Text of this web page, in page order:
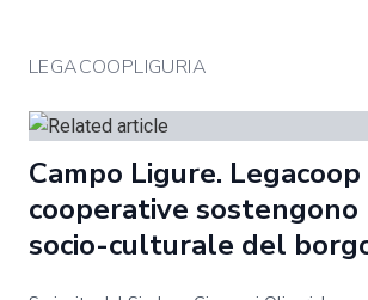
LEGACOOPLIGURIA
Campo Ligure.
cooperative
socio-culturale del